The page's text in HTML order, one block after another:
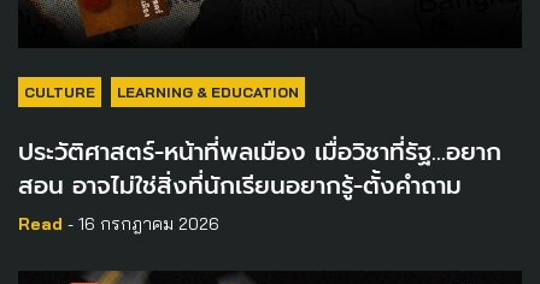
CULTURE LEARNING & EDUCATION
ประวัติศาสตร์-หน้าที่พลเมือง เมื่อวิชาที่รัฐ…อยาก
สอน อาจไม่ใช่สิ่งที่นักเรียนอยากรู้-ตั้งคำถาม
Read - 16 กรกฎาคม 2026